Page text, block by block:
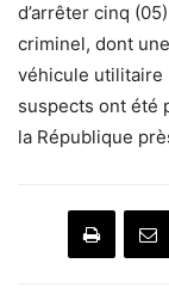
d’arrêter cinq
criminel, dont
véhicule utilitaire
suspects ont été
la République